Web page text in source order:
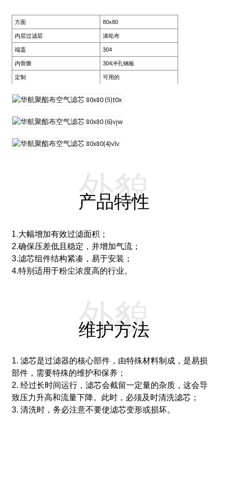
方面 80x80
内层过滤层 涤纶布
端盖 304
内骨骼 304冲孔钢板
定制 可用的
产品特性
外貌
1.大幅增加有效过滤面积；
2.确保压差低且稳定，并增加气流；
3.滤芯组件结构紧凑，易于安装；
4.特别适用于粉尘浓度高的行业。
维护方法
外貌
1. 滤芯是过滤器的核心部件，由特殊材料制成，是易损
部件，需要特殊的维护和保养；
2. 经过长时间运行，滤芯会截留一定量的杂质，这会导
致压力升高和流量下降。此时，必须及时清洗滤芯；
3. 清洗时，务必注意不要使滤芯变形或损坏。